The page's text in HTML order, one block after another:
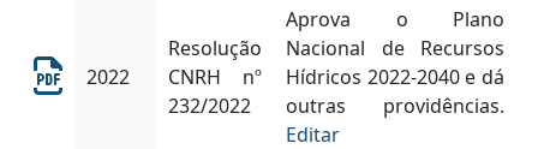
2022
Resolução
CNRH nº
232/2022
Aprova o Plano
Nacional de Recursos
Hídricos 2022-2040 e dá
outras providências.
Editar